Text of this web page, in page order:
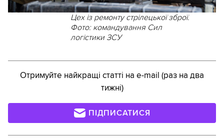
Цех із ремонту стрілецької зброї.
Фото: командування Сил
логістики ЗСУ
Отримуйте найкращі статті на e-mail (раз на два
тижні)
ПІДПИСАТИСЯ